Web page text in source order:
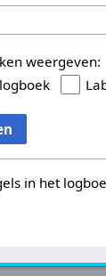
weergeven:
in het